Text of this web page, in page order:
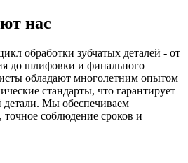
нас
обработки зубчатых деталей - от
до шлифовки и финального
обладают многолетним опытом
стандарты, что гарантирует
детали. Мы обеспечиваем
соблюдение сроков и